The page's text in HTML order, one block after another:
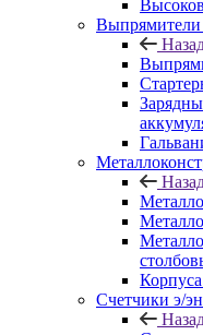
Выпрямители
Счетчики э/